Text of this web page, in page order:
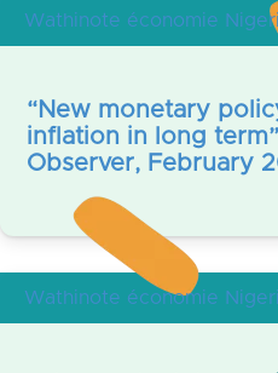
Wathinote économie
“New monetary
inflation in long
Observer, February
Wathinote économie